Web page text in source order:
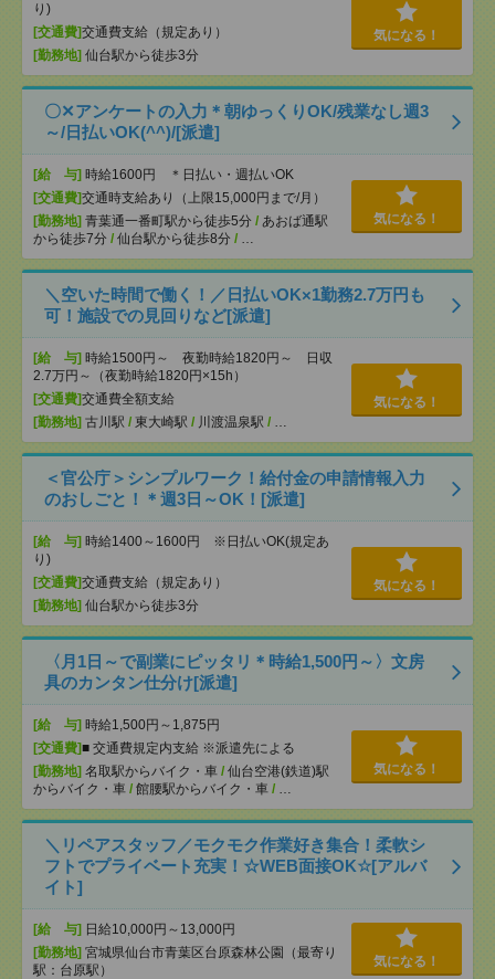
り)
[交通費]交通費支給（規定あり）
[勤務地] 仙台駅から徒歩3分
気になる！
〇✕アンケートの入力＊朝ゆっくりOK/残業なし週3
～/日払いOK(^^)/[派遣]
[給 与] 時給1600円 ＊日払い・週払いOK
[交通費]交通時支給あり（上限15,000円まで/月）
[勤務地] 青葉通一番町駅から徒歩5分 / あおば通駅
から徒歩7分 / 仙台駅から徒歩8分 / …
気になる！
＼空いた時間で働く！／日払いOK×1勤務2.7万円も
可！施設での見回りなど[派遣]
[給 与] 時給1500円～ 夜勤時給1820円～ 日収
2.7万円～（夜勤時給1820円×15h）
[交通費]交通費全額支給
[勤務地] 古川駅 / 東大崎駅 / 川渡温泉駅 / …
気になる！
＜官公庁＞シンプルワーク！給付金の申請情報入力
のおしごと！＊週3日～OK！[派遣]
[給 与] 時給1400～1600円 ※日払いOK(規定あ
り)
[交通費]交通費支給（規定あり）
[勤務地] 仙台駅から徒歩3分
気になる！
〈月1日～で副業にピッタリ＊時給1,500円～〉文房
具のカンタン仕分け[派遣]
[給 与] 時給1,500円～1,875円
[交通費]■ 交通費規定内支給 ※派遣先による
[勤務地] 名取駅からバイク・車 / 仙台空港(鉄道)駅
からバイク・車 / 館腰駅からバイク・車 / …
気になる！
＼リペアスタッフ／モクモク作業好き集合！柔軟シ
フトでプライベート充実！☆WEB面接OK☆[アルバ
イト]
[給 与] 日給10,000円～13,000円
[勤務地] 宮城県仙台市青葉区台原森林公園（最寄り
駅：台原駅）
気になる！